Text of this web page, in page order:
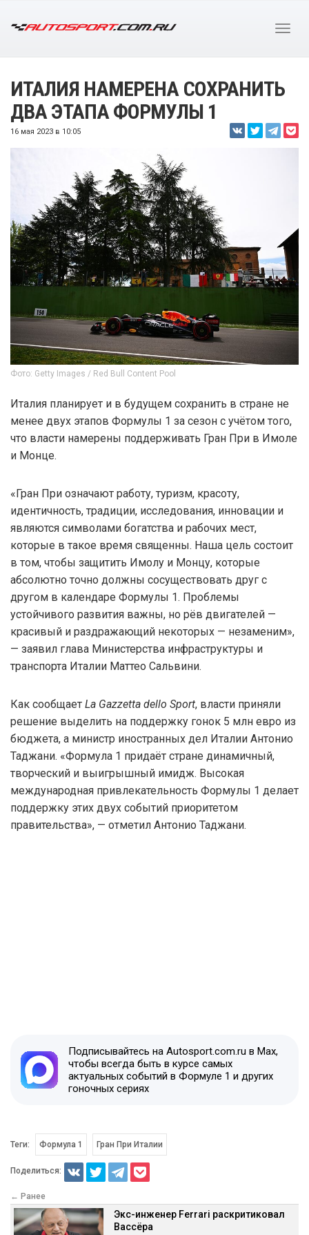
ИТАЛИЯ НАМЕРЕНА СОХРАНИТЬ
ДВА ЭТАПА ФОРМУЛЫ 1
16 мая 2023 в 10:05
Фото: Getty Images / Red Bull Content Pool
Италия планирует и в будущем сохранить в стране не
менее двух этапов Формулы 1 за сезон с учётом того,
что власти намерены поддерживать Гран При в Имоле
и Монце.
«Гран При означают работу, туризм, красоту,
идентичность, традиции, исследования, инновации и
являются символами богатства и рабочих мест,
которые в такое время священны. Наша цель состоит
в том, чтобы защитить Имолу и Монцу, которые
абсолютно точно должны сосуществовать друг с
другом в календаре Формулы 1. Проблемы
устойчивого развития важны, но рёв двигателей —
красивый и раздражающий некоторых — незаменим»,
— заявил глава Министерства инфраструктуры и
транспорта Италии Маттео Сальвини.
Как сообщает La Gazzetta dello Sport, власти приняли
решение выделить на поддержку гонок 5 млн евро из
бюджета, а министр иностранных дел Италии Антонио
Таджани. «Формула 1 придаёт стране динамичный,
творческий и выигрышный имидж. Высокая
международная привлекательность Формулы 1 делает
поддержку этих двух событий приоритетом
правительства», — отметил Антонио Таджани.
Подписывайтесь на Autosport.com.ru в Max,
чтобы всегда быть в курсе самых
актуальных событий в Формуле 1 и других
гоночных сериях
Теги: Формула 1 Гран При Италии
Поделиться:
← Ранее
Экс-инженер Ferrari раскритиковал
Вассёра